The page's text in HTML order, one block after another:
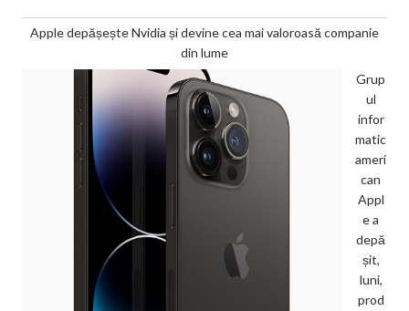
Apple depășește Nvidia și devine cea mai valoroasă companie
din lume
Grup
ul
infor
matic
ameri
can
Appl
e a
depă
șit,
luni,
prod